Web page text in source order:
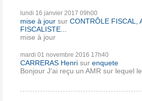
lundi 16 janvier 2017 09h00
mise à jour sur CONTRÔLE FISCAL,
FISCALISTE...
mise à jour
mardi 01 novembre 2016 17h40
CARRERAS Henri sur enquete
Bonjour J'ai reçu un AMR sur lequel